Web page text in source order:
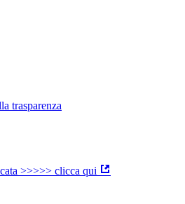
trasparenza
>>>>> clicca qui